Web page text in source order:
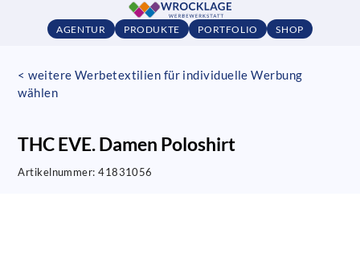
AGENTUR PRODUKTE PORTFOLIO SHOP
< weitere Werbetextilien für individuelle Werbung
wählen
THC EVE. Damen Poloshirt
Artikelnummer:41831056